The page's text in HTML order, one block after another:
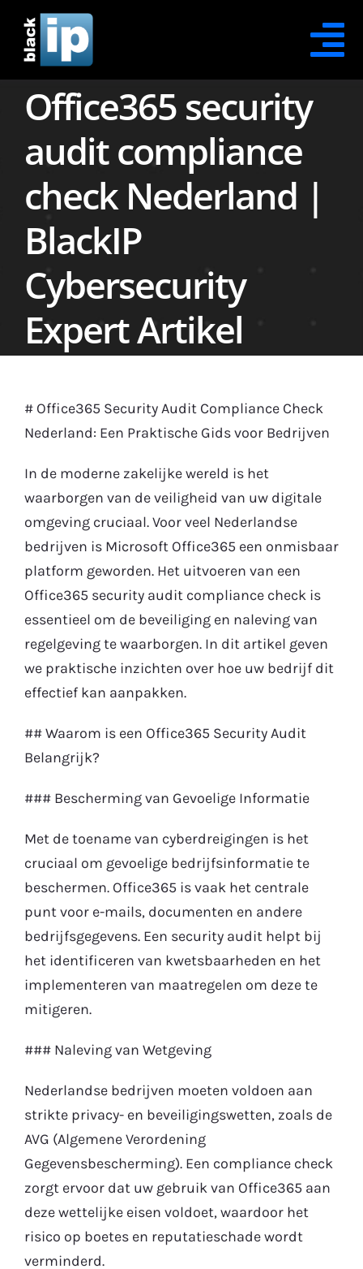
content
Contact Opnemen
Office365 Security
Office365 Protection
Office365 Recovery
Office365 Awareness
XDR Security
Office365 security
audit compliance
check Nederland |
BlackIP
Cybersecurity
Expert Artikel
# Office365 Security Audit Compliance Check
Nederland: Een Praktische Gids voor Bedrijven
In de moderne zakelijke wereld is het
waarborgen van de veiligheid van uw digitale
omgeving cruciaal. Voor veel Nederlandse
bedrijven is Microsoft Office365 een onmisbaar
platform geworden. Het uitvoeren van een
Office365 security audit compliance check is
essentieel om de beveiliging en naleving van
regelgeving te waarborgen. In dit artikel geven
we praktische inzichten over hoe uw bedrijf dit
effectief kan aanpakken.
## Waarom is een Office365 Security Audit
Belangrijk?
### Bescherming van Gevoelige Informatie
Met de toename van cyberdreigingen is het
cruciaal om gevoelige bedrijfsinformatie te
beschermen. Office365 is vaak het centrale
punt voor e-mails, documenten en andere
bedrijfsgegevens. Een security audit helpt bij
het identificeren van kwetsbaarheden en het
implementeren van maatregelen om deze te
mitigeren.
### Naleving van Wetgeving
Nederlandse bedrijven moeten voldoen aan
strikte privacy- en beveiligingswetten, zoals de
AVG (Algemene Verordening
Gegevensbescherming). Een compliance check
zorgt ervoor dat uw gebruik van Office365 aan
deze wettelijke eisen voldoet, waardoor het
risico op boetes en reputatieschade wordt
verminderd.